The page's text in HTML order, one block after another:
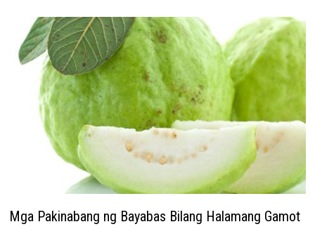
Mga Pakinabang ng Bayabas Bilang Halamang Gamot